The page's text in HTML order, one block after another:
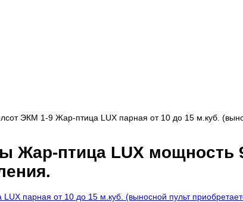
ЭКМ 1-9 Жар-птица LUX парная от 10 до 15 м.куб.
Жар-птица LUX мощность